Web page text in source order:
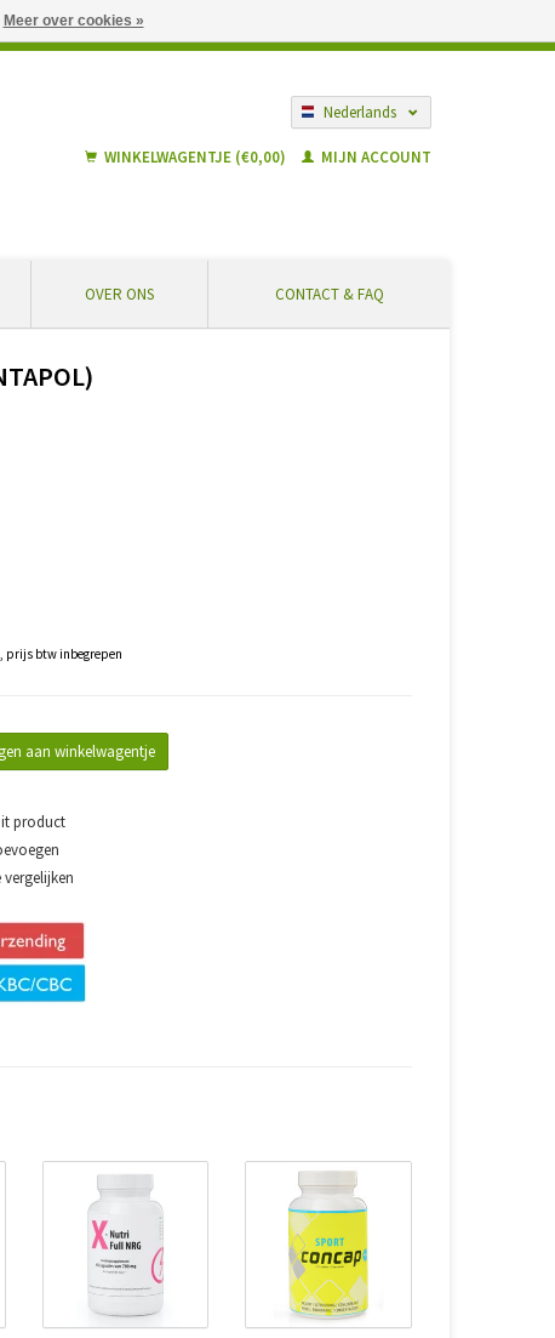
Nederlands
WINKELWAGENTJE (€0,00)
MIJN ACCOUNT
OVER ONS CONTACT & FAQ
prijs btw inbegrepen
aan winkelwagentje
product
Meer over cookies »
vanaf € 55 ... Veilig winkelen en geen extra kosten